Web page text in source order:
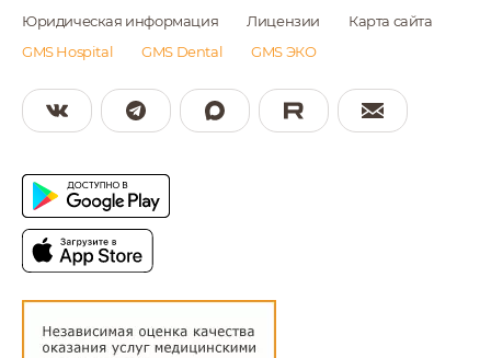
Юридическая информация
Лицензии
Карта сайта
GMS Hospital
GMS Dental GMS ЭКО